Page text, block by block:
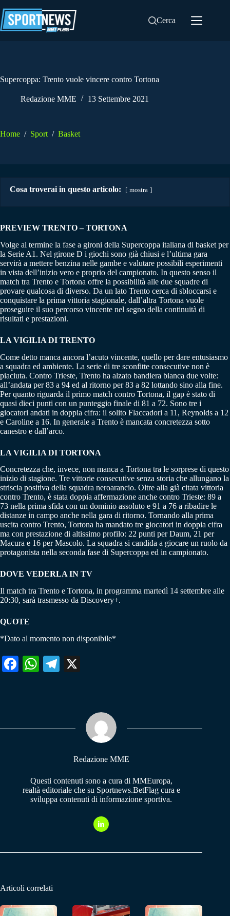
al
contenuto
Cerca
Supercoppa: Trento vuole vincere contro Tortona
Redazione MME 13 Settembre 2021
Home / Sport / Basket
Cosa troverai in questo articolo: mostra
PREVIEW TRENTO – TORTONA
Volge al termine la fase a gironi della Supercoppa italiana di basket per
la Serie A1. Nel girone D i giochi sono già chiusi e l’ultima gara
servirà a mettere benzina nelle gambe e valutare possibili esperimenti
in vista dell’inizio vero e proprio del campionato. In questo senso il
match tra Trento e Tortona offre la possibilità alle due squadre di
provare qualcosa di diverso. Da un lato Trento cerca di sbloccarsi e
conquistare la prima vittoria stagionale, dall’altra Tortona vuole
proseguire il suo percorso vincente nel segno della continuità di
risultati e prestazioni.
LA VIGILIA DI TRENTO
Come detto manca ancora l’acuto vincente, quello per dare entusiasmo
a squadra ed ambiente. La serie di tre sconfitte consecutive non è
piaciuta. Contro Trieste, Trento ha alzato bandiera bianca due volte:
all’andata per 83 a 94 ed al ritorno per 83 a 82 lottando sino alla fine.
Per quanto riguarda il primo match contro Tortona, il gap è stato di
quasi dieci punti con un punteggio finale di 81 a 72. Sono tre i
giocatori andati in doppia cifra: il solito Flaccadori a 11, Reynolds a 12
e Caroline a 16. In generale a Trento è mancata concretezza sotto
canestro e dall’arco.
LA VIGILIA DI TORTONA
Concretezza che, invece, non manca a Tortona tra le sorprese di questo
inizio di stagione. Tre vittorie consecutive senza storia che allungano la
striscia positiva della squadra neroarancio. Oltre alla già citata vittoria
contro Trento, è stata doppia affermazione anche contro Trieste: 89 a
73 nella prima sfida con un dominio assoluto e 91 a 76 a ribadire le
distanze in campo anche nella gara di ritorno. Tornando alla prima
uscita contro Trento, Tortona ha mandato tre giocatori in doppia cifra
ma con prestazione di altissimo profilo: 22 punti per Daum, 21 per
Macura e 16 per Mascolo. La squadra si candida a giocare un ruolo da
protagonista nella seconda fase di Supercoppa ed in campionato.
DOVE VEDERLA IN TV
Il match tra Trento e Tortona, in programma martedì 14 settembre alle
20:30, sarà trasmesso da Discovery+.
QUOTE
*Dato al momento non disponibile*
Fa W
pp
Te
m
Redazione MME
Questi contenuti sono a cura di MMEuropa,
realtà editoriale che su Sportnews.BetFlag cura e
sviluppa contenuti di informazione sportiva.
Articoli correlati